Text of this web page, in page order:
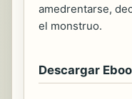
amedrentarse,
el monstruo.
Descargar